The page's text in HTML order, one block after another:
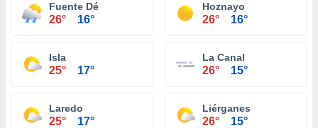
Fuente Dé
26° 16°
Hoznayo
26° 16°
Isla
25° 17°
La Canal
26° 15°
Laredo
25° 17°
Liérganes
26° 15°